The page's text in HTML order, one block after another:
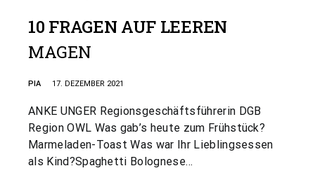
10 FRAGEN AUF LEEREN
MAGEN
PIA 17. DEZEMBER 2021
ANKE UNGER Regionsgeschäftsführerin DGB
Region OWL Was gab’s heute zum Frühstück?
Marmeladen-Toast Was war Ihr Lieblingsessen
als Kind?Spaghetti Bolognese…